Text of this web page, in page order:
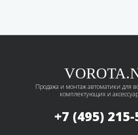
Продажа и монтаж автоматики для
комплектующих и
+7 (495)